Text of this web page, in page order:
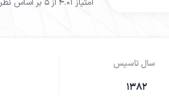
امتیاز 4.01 از ۵ بر اساس نظر کاربران
سال تاسیس
۱۳۸۲